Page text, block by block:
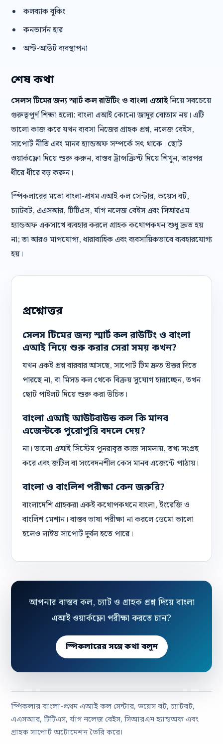
কলব্যাক বুকিং
কনভার্সন হার
অপ্ট-আউট ব্যবস্থাপনা
শেষ কথা
সেলস টিমের জন্য স্মার্ট কল রাউটিং ও বাংলা এআইনিয়ে সবচেয়ে
গুরুত্বপূর্ণ শিক্ষা হলো: বাংলা এআই কোনো জাদুর বোতাম নয়। এটি
ভালো কাজ করে যখন ব্যবসা নিজের গ্রাহক প্রশ্ন, নলেজ বেইস,
সাপোর্ট নীতি এবং মানব হ্যান্ডঅফ সম্পর্কে সৎ থাকে। ছোট
ওয়ার্কফ্লো দিয়ে শুরু করুন, বাস্তব ট্রান্সক্রিপ্ট দিয়ে শিখুন, তারপর
ধীরে ধীরে বড় করুন।
স্পিকলারের মতো বাংলা-প্রথম এআই কল সেন্টার, ভয়েস বট,
চ্যাটবট, এএসআর, টিটিএস, র্যাগ নলেজ বেইস এবং সিআরএম
হ্যান্ডঅফ একসাথে ব্যবহার করলে গ্রাহক কথোপকথন শুধু দ্রুত হয়
না; তা আরও মাপযোগ্য, ধারাবাহিক এবং ব্যবসায়িকভাবে ব্যবহারযোগ্য
হয়।
প্রশ্নোত্তর
সেলস টিমের জন্য স্মার্ট কল রাউটিং ও বাংলা
এআই নিয়ে শুরু করার সেরা সময় কখন?
যখন একই প্রশ্ন বারবার আসছে, সাপোর্ট টিম দ্রুত উত্তর দিতে
পারছে না, বা মিসড কল থেকে বিক্রয় সুযোগ হারাচ্ছেন, তখন
ছোট পাইলট দিয়ে শুরু করা উচিত।
বাংলা এআই আউটবাউন্ড কল কি মানব
এজেন্টকে পুরোপুরি বদলে দেয়?
না। ভালো এআই সিস্টেম পুনরাবৃত্ত কাজ সামলায়, তথ্য সংগ্রহ
করে এবং জটিল বা সংবেদনশীল কেস মানব এজেন্টে পাঠায়।
বাংলা ও বাংলিশ পরীক্ষা কেন জরুরি?
বাংলাদেশি গ্রাহকরা একই কথোপকথনে বাংলা, ইংরেজি ও
বাংলিশ মেশান। বাস্তব ভাষা পরীক্ষা না করলে ডেমো ভালো
হলেও লাইভ সাপোর্ট দুর্বল হতে পারে।
আপনার বাস্তব কল, চ্যাট ও গ্রাহক প্রশ্ন দিয়ে বাংলা
এআই ওয়ার্কফ্লো পরীক্ষা করতে চান?
স্পিকলারের সঙ্গে কথা বলুন
স্পিকলার বাংলা-প্রথম এআই কল সেন্টার, ভয়েস বট, চ্যাটবট,
এএসআর, টিটিএস, র্যাগ নলেজ বেইস, সিআরএম হ্যান্ডঅফ এবং
গ্রাহক সাপোর্ট অটোমেশন তৈরি করে।